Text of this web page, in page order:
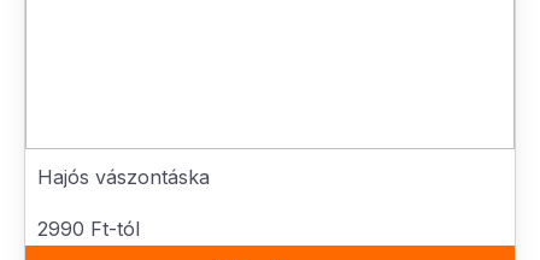
Hajós vászontáska
2990 Ft-tól